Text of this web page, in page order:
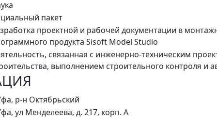
пакет
проектной и рабочей документации в
продукта Sisoft Model Studio
связанная с инженерно-техническим
выполнением строительного контроля и
р-н Октябрьский
ул Менделеева, д. 217, корп. А